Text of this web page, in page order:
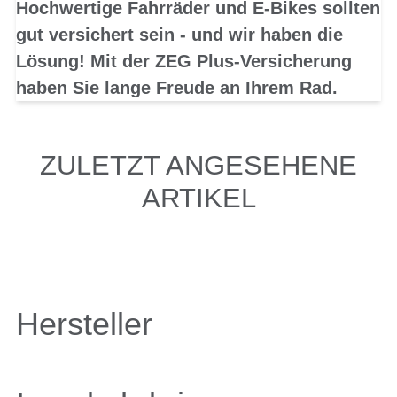
Hochwertige Fahrräder und E-Bikes sollten
gut versichert sein - und wir haben die
Lösung! Mit der ZEG Plus-Versicherung
haben Sie lange Freude an Ihrem Rad.
ZULETZT ANGESEHENE
ARTIKEL
Hersteller